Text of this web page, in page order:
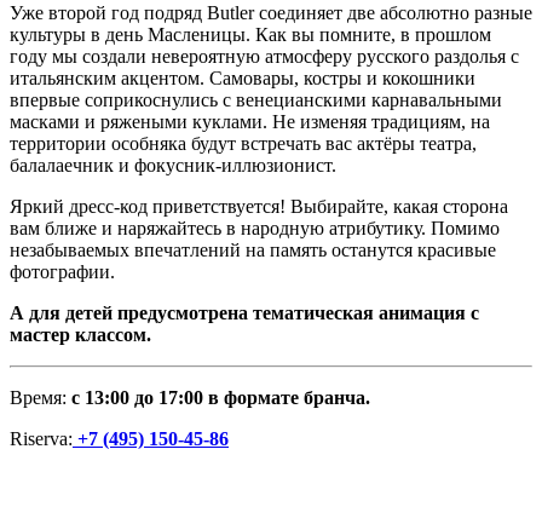
Уже второй год подряд Butler соединяет две абсолютно разные
культуры в день Масленицы. Как вы помните, в прошлом
году мы создали невероятную атмосферу русского раздолья с
итальянским акцентом. Самовары, костры и кокошники
впервые соприкоснулись с венецианскими карнавальными
масками и ряжеными куклами. Не изменяя традициям, на
территории особняка будут встречать вас актёры театра,
балалаечник и фокусник-иллюзионист.
Яркий дресс-код приветствуется! Выбирайте, какая сторона
вам ближе и наряжайтесь в народную атрибутику. Помимо
незабываемых впечатлений на память останутся красивые
фотографии.
А для детей предусмотрена тематическая анимация с
мастер классом.
Время: с 13:00 до 17:00 в формате бранча.
Riserva: +7 (495) 150-45-86